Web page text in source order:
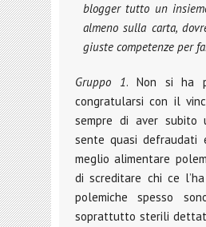
blogger tutto un
almeno sulla carta,
giuste competenze per
Gruppo 1. Non si ha
congratularsi con il
sempre di aver subito
sente quasi defraudati
meglio alimentare
di screditare chi ce
polemiche spesso
soprattutto sterili